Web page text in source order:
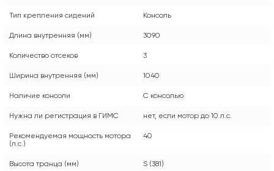
Тип крепления сидений Консоль
Длина внутренняя (мм) 3090
Количество отсеков 3
Ширина внутренняя (мм) 1040
Наличие консоли С консолью
Нужна ли регистрация в ГИМС нет, если мотор до 10 л.с.
Рекомендуемая мощность мотора
(л.с.)
40
Высота транца (мм) S (381)